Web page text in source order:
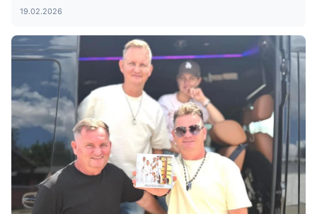
19.02.2026